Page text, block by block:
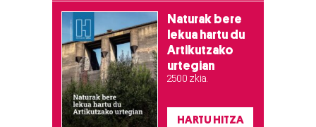
Naturak bere
lekua hartu du
Artikutzako
urtegian
2.500 zkia.
HARTU HITZA